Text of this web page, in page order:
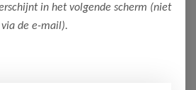
in het volgende scherm (niet
via de e-mail).